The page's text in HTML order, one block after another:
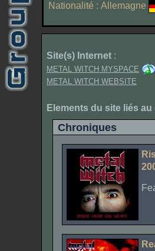
Nationalité : Allemagne
Site(s) Internet :
METAL WITCH MYSPACE
METAL WITCH WEBSITE
Elements du site liés
Chroniques